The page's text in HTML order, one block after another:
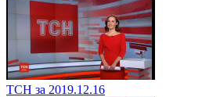
ТСН за 2019.12.16